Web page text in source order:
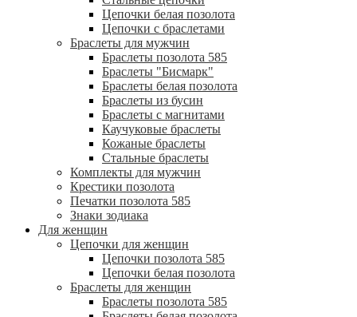
Цепочки белая позолота
Цепочки с браслетами
Браслеты для мужчин
Браслеты позолота 585
Браслеты "Бисмарк"
Браслеты белая позолота
Браслеты из бусин
Браслеты с магнитами
Каучуковые браслеты
Кожаные браслеты
Стальные браслеты
Комплекты для мужчин
Крестики позолота
Печатки позолота 585
Знаки зодиака
Для женщин
Цепочки для женщин
Цепочки позолота 585
Цепочки белая позолота
Браслеты для женщин
Браслеты позолота 585